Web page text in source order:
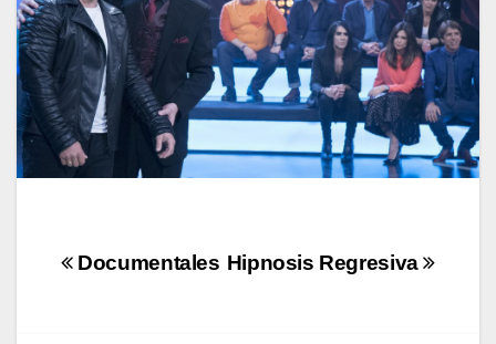
NavegaciónHipnosis Regresiva
Documentales